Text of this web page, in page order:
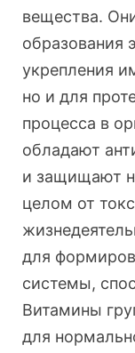
вещества.
образования
укрепления
но и для
процесса в
обладают
и защищают
целом от
для
системы,
Витамины
для